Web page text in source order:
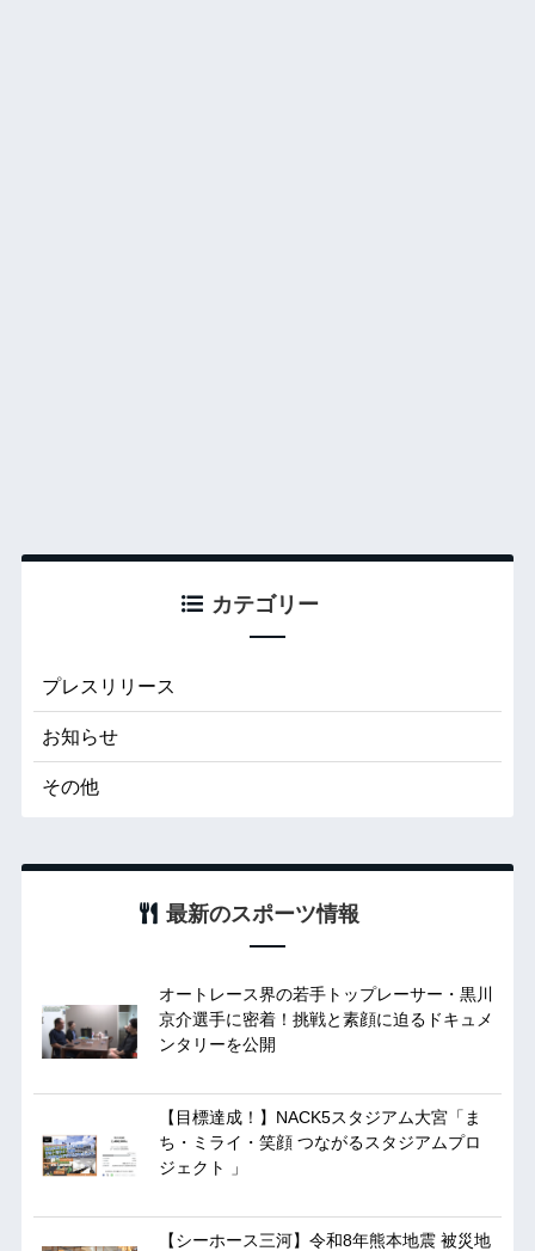
カテゴリー
プレスリリース
お知らせ
その他
最新のスポーツ情報
オートレース界の若手トップレーサー・黒川
京介選手に密着！挑戦と素顔に迫るドキュメ
ンタリーを公開
【目標達成！】NACK5スタジアム大宮「ま
ち・ミライ・笑顔 つながるスタジアムプロ
ジェクト 」
【シーホース三河】令和8年熊本地震 被災地